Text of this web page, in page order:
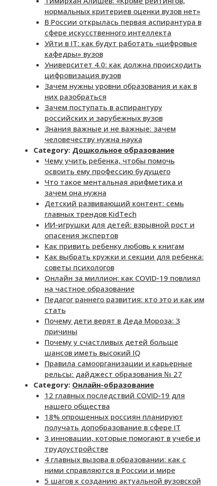
нормальных критериев оценки вузов нет»
В России открылась первая аспирантура в
сфере искусственного интеллекта
Уйти в IT: как будут работать «цифровые
кафедры» вузов
Университет 4.0: как должна происходить
цифровизация вузов
Зачем нужны уровни образования и как в
них разобраться
Зачем поступать в аспирантуру
российских и зарубежных вузов
Знания важные и не важные: зачем
человечеству нужна наука
Category: Дошкольное образование
Чему учить ребенка, чтобы помочь
освоить ему профессию будущего
Что такое ментальная арифметика и
зачем она нужна
Детский развивающий контент: семь
главных трендов KidTech
ИИ-игрушки для детей: взрывной рост и
опасения экспертов
Как привить ребенку любовь к книгам
Как выбрать кружки и секции для ребенка:
советы психологов
Онлайн за миллион: как COVID-19 повлиял
на частное образование
Педагог раннего развития: кто это и как им
стать
Почему дети верят в Деда Мороза: 3
причины
Почему у счастливых детей больше
шансов иметь высокий IQ
Правила самоорганизации и карьерные
рельсы: дайджест образования № 27
Category: Онлайн-образование
12 главных последствий COVID-19 для
нашего общества
18% опрошенных россиян планируют
получать допобразование в сфере IT
3 инновации, которые помогают в учебе и
трудоустройстве
4 главных вызова в образовании: как с
ними справляются в России и мире
5 шагов к созданию актуальной вузовской